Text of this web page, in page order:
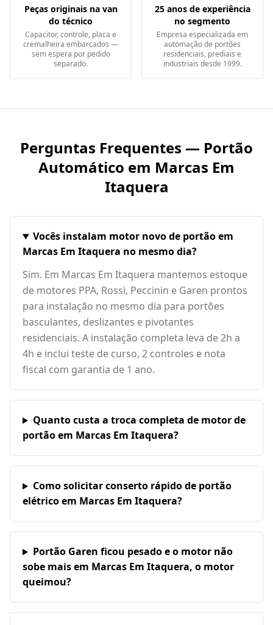
Peças originais na van
do técnico
Capacitor, controle, placa e
cremalheira embarcados —
sem espera por pedido
separado.
25 anos de experiência
no segmento
Empresa especializada em
automação de portões
residenciais, prediais e
industriais desde 1999.
Perguntas Frequentes — Portão
Automático em Marcas Em
Itaquera
Vocês instalam motor novo de portão em
Marcas Em Itaquera no mesmo dia?
Sim. Em Marcas Em Itaquera mantemos estoque
de motores PPA, Rossi, Peccinin e Garen prontos
para instalação no mesmo dia para portões
basculantes, deslizantes e pivotantes
residenciais. A instalação completa leva de 2h a
4h e inclui teste de curso, 2 controles e nota
fiscal com garantia de 1 ano.
Quanto custa a troca completa de motor de
portão em Marcas Em Itaquera?
Como solicitar conserto rápido de portão
elétrico em Marcas Em Itaquera?
Portão Garen ficou pesado e o motor não
sobe mais em Marcas Em Itaquera, o motor
queimou?